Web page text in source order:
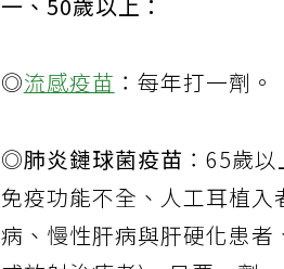
一、50歲以上：
◎流感疫苗 ：每年打一劑。
◎肺炎鏈球菌疫苗 ：65歲
免疫功能不全、人工耳植
病、慢性肝病與肝硬化患